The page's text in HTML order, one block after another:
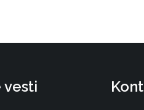
vesti